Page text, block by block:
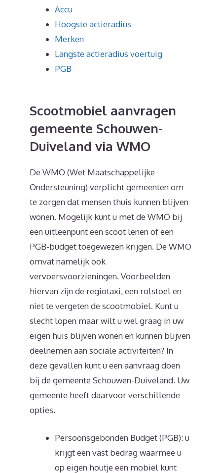
Accu
Hoogste actieradius
Merken
Langste actieradius voertuig
PGB
Scootmobiel aanvragen
gemeente Schouwen-
Duiveland via WMO
De WMO (Wet Maatschappelijke
Ondersteuning) verplicht gemeenten om
te zorgen dat mensen thuis kunnen blijven
wonen. Mogelijk kunt u met de WMO bij
een uitleenpunt een scoot lenen of een
PGB-budget toegewezen krijgen. De WMO
omvat namelijk ook
vervoersvoorzieningen. Voorbeelden
hiervan zijn de regiotaxi, een rolstoel en
niet te vergeten de scootmobiel. Kunt u
slecht lopen maar wilt u wel graag in uw
eigen huis blijven wonen en kunnen blijven
deelnemen aan sociale activiteiten? In
deze gevallen kunt u een aanvraag doen
bij de gemeente Schouwen-Duiveland. Uw
gemeente heeft daarvoor verschillende
opties.
Persoonsgebonden Budget (PGB): u
krijgt een vast bedrag waarmee u
op eigen houtje een mobiel kunt